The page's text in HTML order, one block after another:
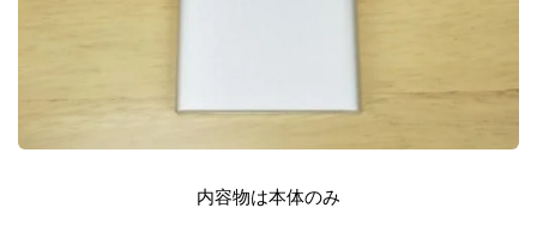
内容物は本体のみ